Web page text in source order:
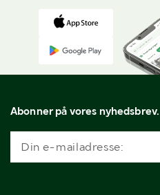
Abonner på vores nyhedsbrev.